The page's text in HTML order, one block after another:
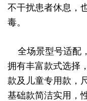
不干扰患者休息，
毒。
全场景型号适配
拥有丰富款式选择
款及儿童专用款，
基础款简洁实用，